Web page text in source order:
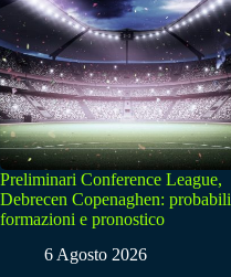
Preliminari Conference League,
Debrecen Copenaghen: probabili
formazioni e pronostico
6 Agosto 2026